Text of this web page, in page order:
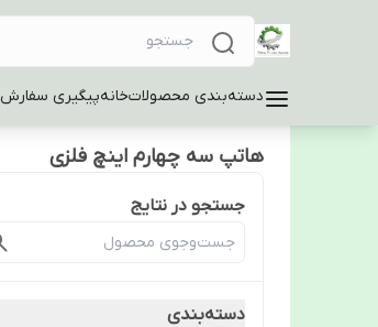
دسته‌بندی محصولاتخانهپیگیری سفارش
هاتپ سه چهارم اینچ فلزی
جستجو در نتایج
دسته‌بندی